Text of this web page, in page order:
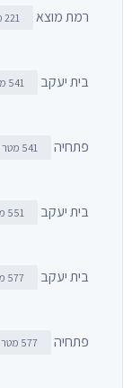
רמת מוצא 221 מטר
בית יעקב 541 מטר
פתחיה 541 מטר
בית יעקב 551 מטר
בית יעקב 577 מטר
פתחיה 577 מטר